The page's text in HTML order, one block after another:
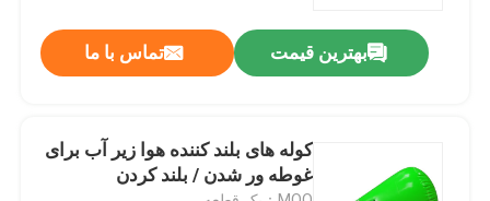
کیسه هوا لاستیکی دریایی
کیسه هوای بادی دریایی
بهترین قیمت تماس با ما
کوله های بلند کننده هوا زیر آب برای
غوطه ور شدن / بلند کردن